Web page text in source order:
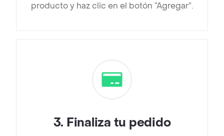
producto y haz clic en el botón “Agregar”.
3. Finaliza tu pedido